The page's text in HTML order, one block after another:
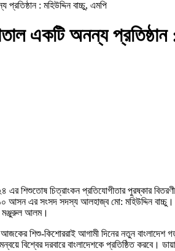
: মহিউদ্দিন বাচ্চু, এমপি
একটি অনন্য প্রতিষ্ঠান
এর শিশুতোষ চিত্রাংকন প্রতিযোগীতার পুরষ্কার
আসন এর সংসদ সদস্য আলহাজ্ব মো: মহিউদ্দিন বাচ্চু।
মঞ্জুরুল আলম।
শিশু-কিশোররাই আগামী দিনের নতুন বাংলাদেশ
বিশ্বের দরবারে বাংলাদেশকে প্রতিষ্ঠিত করবে।